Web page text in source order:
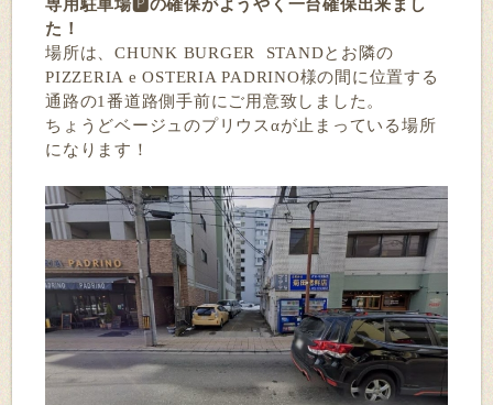
専用駐車場🅿️の確保がようやく一台確保出来まし
た！
場所は、CHUNK BURGER STANDとお隣の
PIZZERIA e OSTERIA PADRINO様の間に位置する
通路の1番道路側手前にご用意致しました。
ちょうどベージュのプリウスαが止まっている場所
になります！